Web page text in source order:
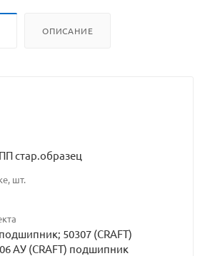
ОПИСАНИЕ
стар.образец
шт.
50307 (CRAFT)
АУ (CRAFT) подшипник